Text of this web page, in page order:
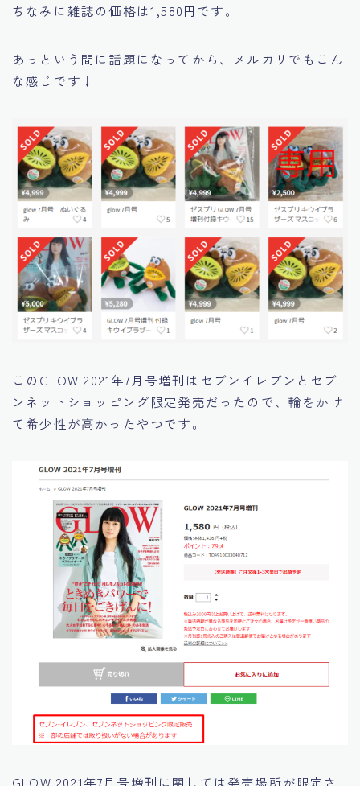
ちなみに雑誌の価格は1,580円です。
あっという間に話題になってから、メルカリでもこん
な感じです↓
このGLOW 2021年7月号増刊はセブンイレブンとセブ
ンネットショッピング限定発売だったので、輪をかけ
て希少性が高かったやつです。
GLOW 2021年7月号増刊に関しては発売場所が限定さ